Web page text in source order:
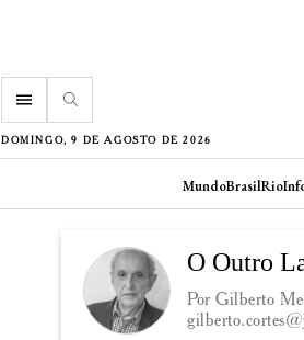
menu
DOMINGO, 9 DE AGOSTO DE 2026
MundoBrasilRio
O Outro
Por Gilberto